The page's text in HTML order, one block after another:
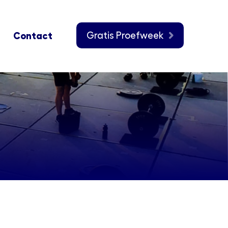
Contact Gratis Proefweek